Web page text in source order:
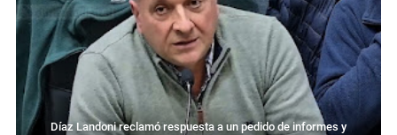
Díaz Landoni reclamó respuesta a un pedido de informes y